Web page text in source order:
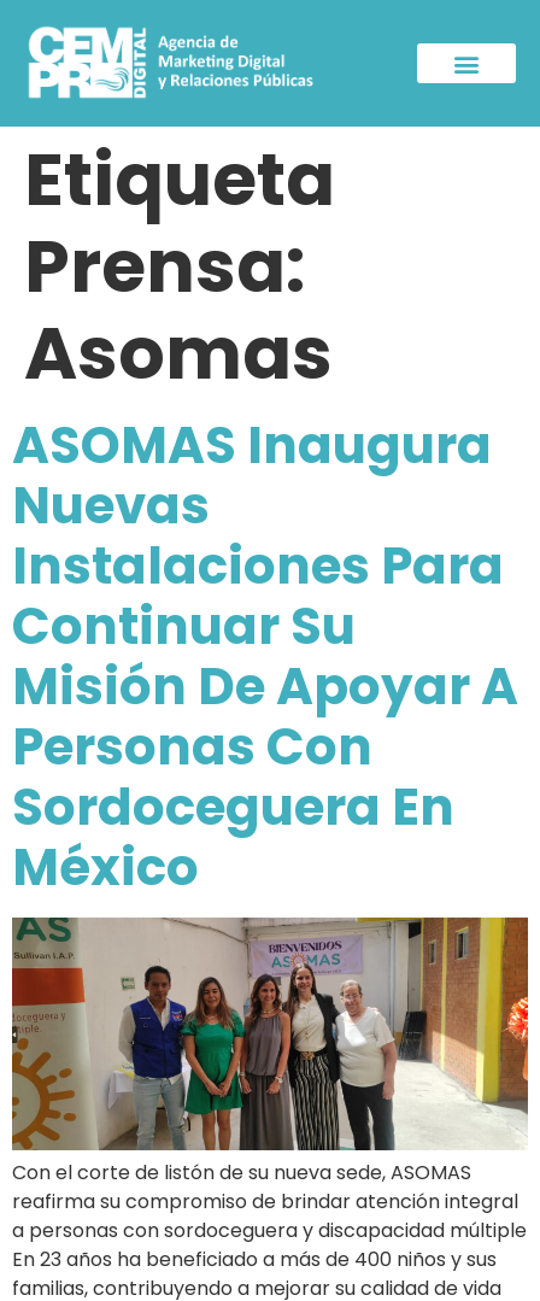
Etiqueta
Prensa:
Asomas
ASOMAS Inaugura
Nuevas
Instalaciones Para
Continuar Su
Misión De Apoyar A
Personas Con
Sordoceguera En
México
Con el corte de listón de su nueva sede, ASOMAS
reafirma su compromiso de brindar atención integral
a personas con sordoceguera y discapacidad múltiple
En 23 años ha beneficiado a más de 400 niños y sus
familias, contribuyendo a mejorar su calidad de vida